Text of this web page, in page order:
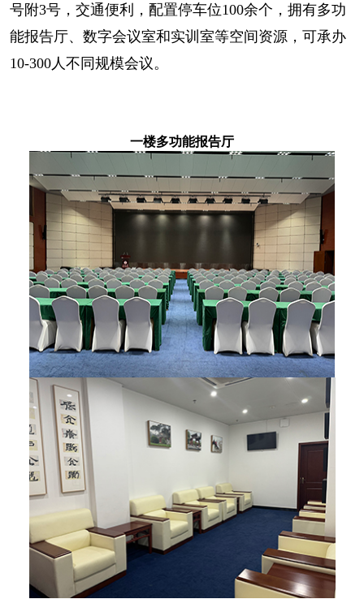
号附3号，交通便利，配置停车位100余个，拥有多功
能报告厅、数字会议室和实训室等空间资源，可承办
10-300人不同规模会议。
一楼多功能报告厅